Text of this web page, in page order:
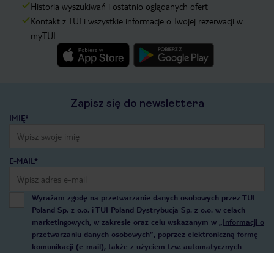
Historia wyszukiwań i ostatnio oglądanych ofert
Kontakt z TUI i wszystkie informacje o Twojej rezerwacji w
myTUI
Zapisz się do newslettera
IMIĘ*
E-MAIL*
Wyrażam zgodę na przetwarzanie danych osobowych przez TUI
Poland Sp. z o.o. i TUI Poland Dystrybucja Sp. z o.o. w celach
marketingowych, w zakresie oraz celu wskazanym w „Informacji o
przetwarzaniu danych osobowych”, poprzez elektroniczną formę
komunikacji (e-mail), także z użyciem tzw. automatycznych